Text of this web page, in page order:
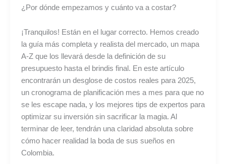
¿Por dónde empezamos y cuánto va a costar?
¡Tranquilos! Están en el lugar correcto. Hemos creado
la guía más completa y realista del mercado, un mapa
A-Z que los llevará desde la definición de su
presupuesto hasta el brindis final. En este artículo
encontrarán un desglose de costos reales para 2025,
un cronograma de planificación mes a mes para que no
se les escape nada, y los mejores tips de expertos para
optimizar su inversión sin sacrificar la magia. Al
terminar de leer, tendrán una claridad absoluta sobre
cómo hacer realidad la boda de sus sueños en
Colombia.